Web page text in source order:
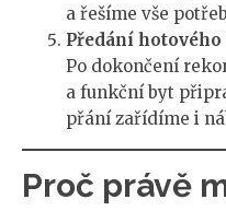
a řešíme vše
Předání hotového
Po dokončení
a funkční byt
přání zařídíme i
Proč právě